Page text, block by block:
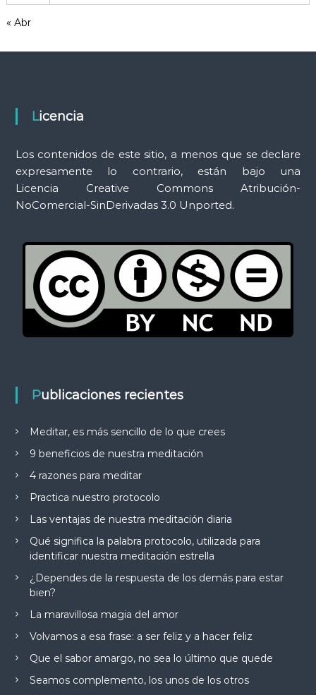
m
i
n
« Abr
Licencia
Los contenidos de este sitio, a menos que se declare
expresamente lo contrario, están bajo una
Licencia Creative Commons Atribución-
NoComercial-SinDerivadas 3.0 Unported.
Publicaciones recientes
Meditar, es más sencillo de lo que crees
9 beneficios de nuestra meditación
4 razones para meditar
Practica nuestro protocolo
Las ventajas de nuestra meditación diaria
Qué significa la palabra protocolo, utilizada para
identificar nuestra meditación estrella
¿Dependes de la respuesta de los demás para estar
bien?
La maravillosa magia del amor
Volvamos a esa frase: a ser feliz y a hacer feliz
Que el sabor amargo, no sea lo último que quede
Seamos complemento, los unos de los otros